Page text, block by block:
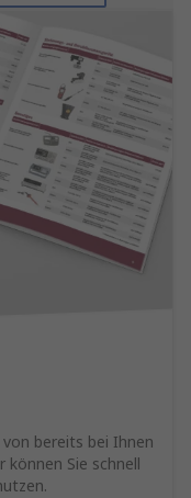
bereits bei Ihnen
können Sie schnell